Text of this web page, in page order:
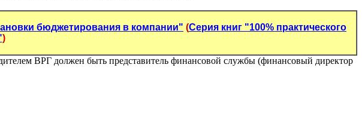
бюджетирования в компании" (Серия книг "100% практического
)
ВРГ должен быть представитель финансовой службы (финансовый директор